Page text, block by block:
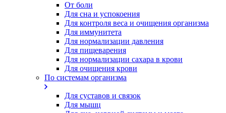
От боли
Для сна и успокоения
Для контроля веса и очищения организма
Для иммунитета
Для нормализации давления
Для пищеварения
Для нормализации сахара в крови
Для очищения крови
По системам организма
Для суставов и связок
Для мышц